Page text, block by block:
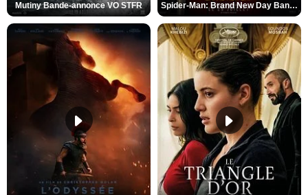
Mutiny Bande-annonce VO STFR Spider-Man: Brand New Day Bande-annonce VO STFR